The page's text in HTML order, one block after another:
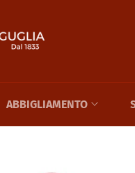
ABBIGLIAMENTO